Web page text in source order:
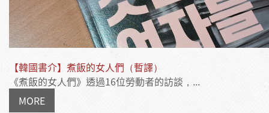
【韓國書介】煮飯的女人們（暫譯）
《煮飯的女人們》透過16位勞動者的訪談，...
MORE